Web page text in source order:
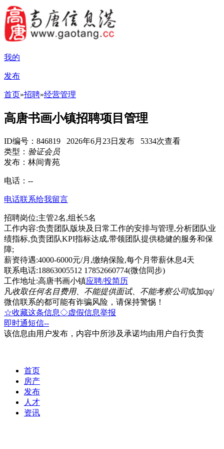
我的
发布
首页»招聘»经营管理
高唐书画小镇招聘项目管理
ID编号：846819 2026年6月23日发布 5334次查看
类型： 验证会员
发布：林间青苑
电话： --
电话联系给我留言
招聘岗位;主管2名,组长5名
工作内容:负责团队版块及日常工作的安排与管理,分析团队业
绩指标,负责团队KPI指标达成,带领团队提供稳健的服务和保
障;
薪资待遇:4000-6000元/月,缴纳保险,每个月带薪休息4天
联系电话:18863005512 17852660774(微信同步)
工作地址:高唐书画小镇应聘/投简历
凡收取任何名目费用、不能提供面试、不能考察公司或加qq/
微信联系的都可能有诈骗风险，请保持警惕！
☆收藏这条信息◇虚假信息举报
即时通短信--
该信息由用户发布，内容中所涉及承诺均由用户自行负责
首页
房产
发布
人才
资讯